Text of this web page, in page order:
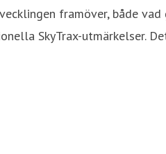
framöver, både
SkyTrax-utmärkelser.